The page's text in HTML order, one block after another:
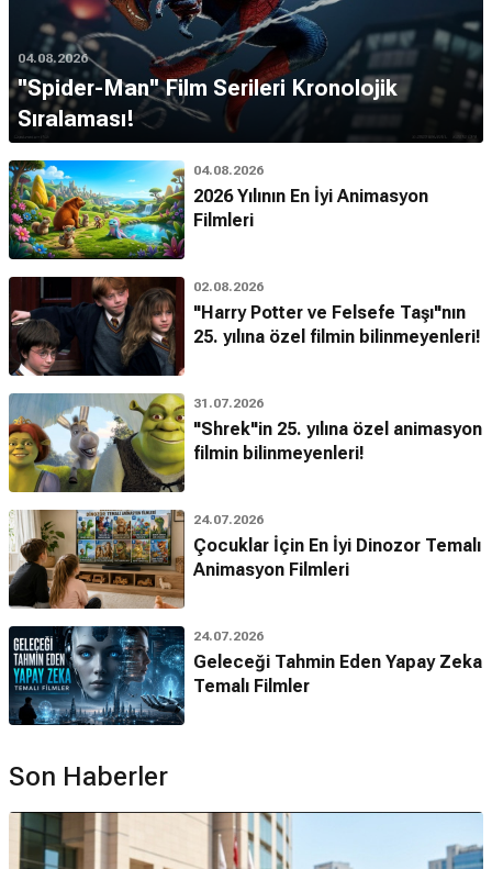
04.08.2026
''Spider-Man'' Film Serileri Kronolojik
Sıralaması!
04.08.2026
2026 Yılının En İyi Animasyon
Filmleri
02.08.2026
"Harry Potter ve Felsefe Taşı"nın
25. yılına özel filmin bilinmeyenleri!
31.07.2026
"Shrek"in 25. yılına özel animasyon
filmin bilinmeyenleri!
24.07.2026
Çocuklar İçin En İyi Dinozor Temalı
Animasyon Filmleri
24.07.2026
Geleceği Tahmin Eden Yapay Zeka
Temalı Filmler
Son Haberler